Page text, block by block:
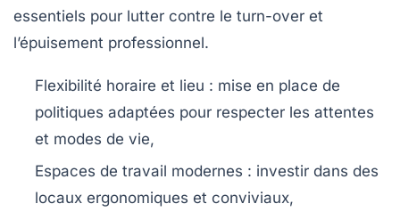
essentiels pour lutter contre le turn-over et
l’épuisement professionnel.
Flexibilité horaire et lieu : mise en place de
politiques adaptées pour respecter les attentes
et modes de vie,
Espaces de travail modernes : investir dans des
locaux ergonomiques et conviviaux,